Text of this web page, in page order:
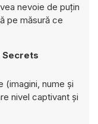
nevoie de puțin
pe măsură ce
Secrets
(imagini, nume și
nivel captivant și